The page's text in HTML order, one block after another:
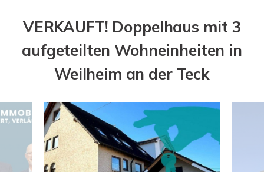
VERKAUFT! Doppelhaus mit 3
aufgeteilten Wohneinheiten in
Weilheim an der Teck